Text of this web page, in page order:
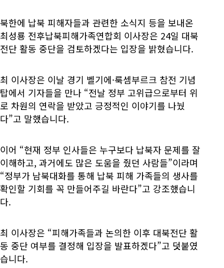
북한에 납북 피해자들과 관련한 소식지 등을 보내온
최성룡 전후납북피해가족연합회 이사장은 24일 대북
전단 활동 중단을 검토하겠다는 입장을 밝혔습니다.
최 이사장은 이날 경기 벨기에·룩셈부르크 참전 기념
탑에서 기자들을 만나 “전날 정부 고위급으로부터 위
로 차원의 연락을 받았고 긍정적인 이야기를 나눴
다”고 말했습니다.
이어 “현재 정부 인사들은 누구보다 납북자 문제를 잘
이해하고, 과거에도 많은 도움을 줬던 사람들”이라며
“정부가 남북대화를 통해 납북 피해 가족들의 생사를
확인할 기회를 꼭 만들어주길 바란다”고 강조했습니
다.
최 이사장은 “피해가족들과 논의한 이후 대북전단 활
동 중단 여부를 결정해 입장을 발표하겠다”고 덧붙였
습니다.